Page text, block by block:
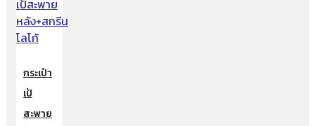
กระเป๋า
เป้
สะพาย